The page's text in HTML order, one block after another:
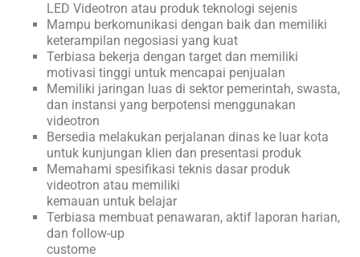
LED Videotron atau produk teknologi sejenis
Mampu berkomunikasi dengan baik dan memiliki
keterampilan negosiasi yang kuat
Terbiasa bekerja dengan target dan memiliki
motivasi tinggi untuk mencapai penjualan
Memiliki jaringan luas di sektor pemerintah, swasta,
dan instansi yang berpotensi menggunakan
videotron
Bersedia melakukan perjalanan dinas ke luar kota
untuk kunjungan klien dan presentasi produk
Memahami spesifikasi teknis dasar produk
videotron atau memiliki
kemauan untuk belajar
Terbiasa membuat penawaran, aktif laporan harian,
dan follow-up
custome